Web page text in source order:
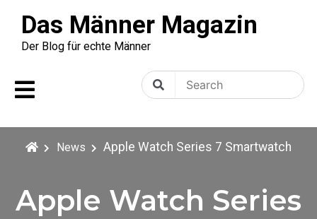
content
Das Männer Magazin
Der Blog für echte Männer
SearchSearch
for:
News Apple Watch Series 7 Smartwatch
Apple Watch Series